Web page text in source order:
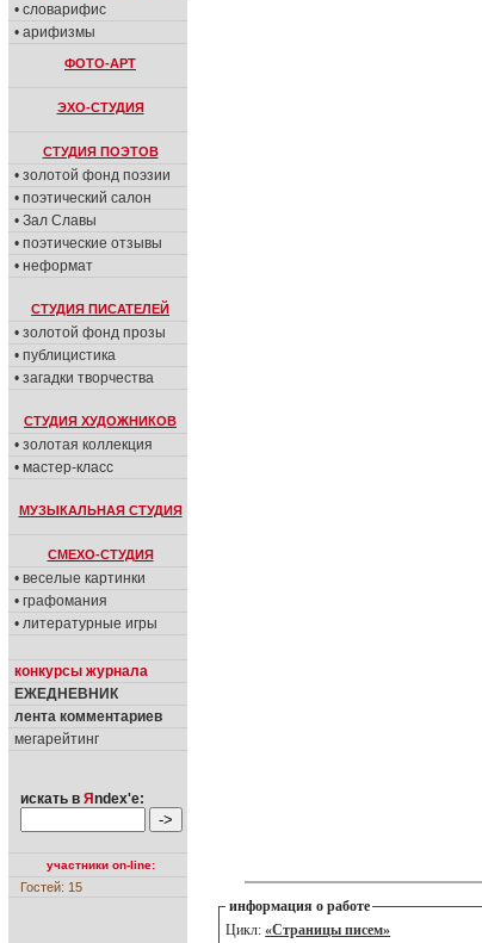
• словарифис
• арифизмы
ФОТО-АРТ
ЭХО-СТУДИЯ
СТУДИЯ ПОЭТОВ
• золотой фонд поэзии
• поэтический салон
• Зал Славы
• поэтические отзывы
• неформат
СТУДИЯ ПИСАТЕЛЕЙ
• золотой фонд прозы
• публицистика
• загадки творчества
СТУДИЯ ХУДОЖНИКОВ
• золотая коллекция
• мастер-класс
МУЗЫКАЛЬНАЯ СТУДИЯ
СМЕХО-СТУДИЯ
• веселые картинки
• графомания
• литературные игры
конкурсы журнала
ЕЖЕДНЕВНИК
лента комментариев
мегарейтинг
искать в Я ndex'е:
участники on-line:
Гостей: 15
информация о работе
Цикл:«Страницы писем»